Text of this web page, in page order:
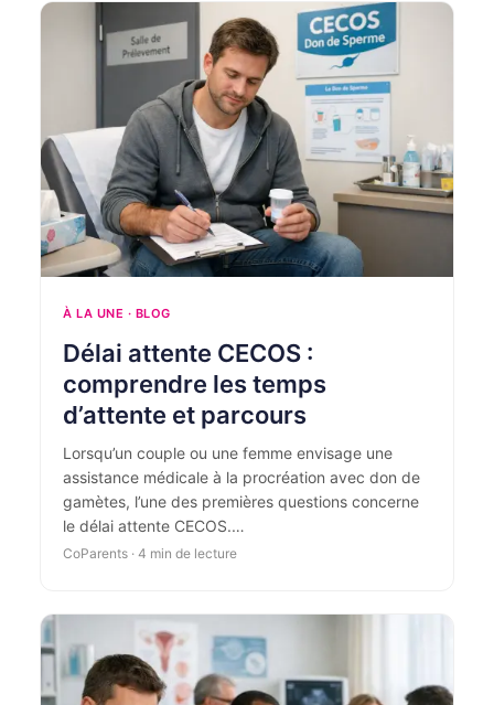
À LA UNE · BLOG
Délai attente CECOS :
comprendre les temps
d’attente et parcours
Lorsqu’un couple ou une femme envisage une
assistance médicale à la procréation avec don de
gamètes, l’une des premières questions concerne
le délai attente CECOS.…
CoParents · 4 min de lecture